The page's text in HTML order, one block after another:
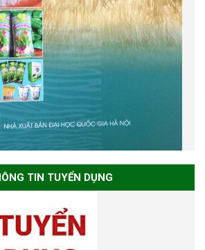
TIN TUYỂN DỤNG